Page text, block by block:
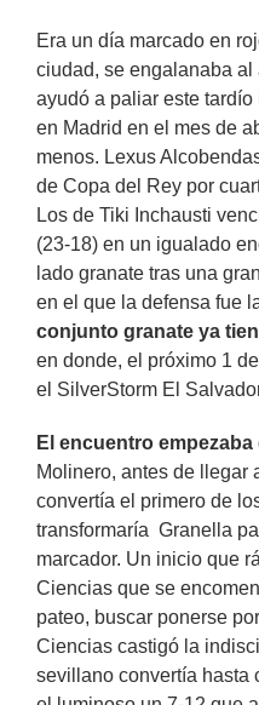
Era un día marcado en
ciudad, se engalanaba
ayudó a paliar este
en Madrid en el mes de
menos. Lexus
de Copa del Rey por
Los de Tiki Inchausti
(23-18) en un igualado
lado granate tras una
en el que la defensa fue
conjunto granate ya
en donde, el próximo 1
el SilverStorm El
El encuentro
Molinero, antes de llegar
convertía el primero de
transformaría Granella
marcador. Un inicio que
Ciencias que se
pateo, buscar ponerse
Ciencias castigó la
sevillano convertía hasta